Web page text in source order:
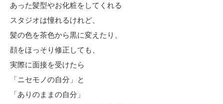
あった髪型やお化粧をしてくれる
スタジオは憧れるけれど、
髪の色を茶色から黒に変えたり、
顔をほっそり修正しても、
実際に面接を受けたら
「ニセモノの自分」と
「ありのままの自分」